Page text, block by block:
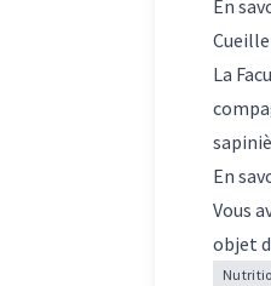
En
La
En
Vous
objet